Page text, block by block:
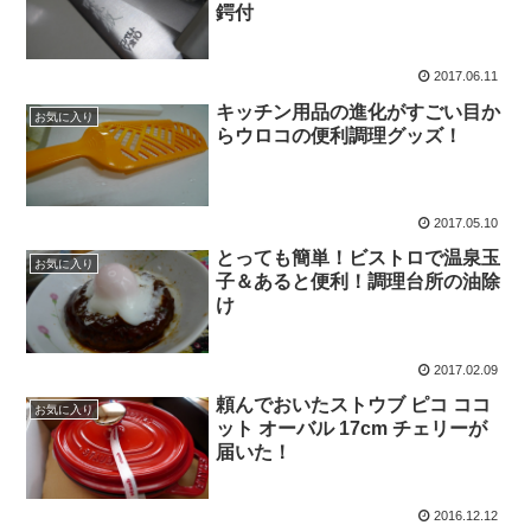
鍔付
2017.06.11
お気に入り
キッチン用品の進化がすごい目か
らウロコの便利調理グッズ！
2017.05.10
お気に入り
とっても簡単！ビストロで温泉玉
子＆あると便利！調理台所の油除
け
2017.02.09
お気に入り
頼んでおいたストウブ ピコ ココ
ット オーバル 17cm チェリーが
届いた！
2016.12.12